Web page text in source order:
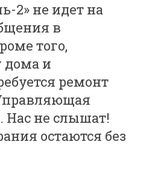
2» не идет на
в
того,
дома и
ремонт
Нас не слышат!
остаются без